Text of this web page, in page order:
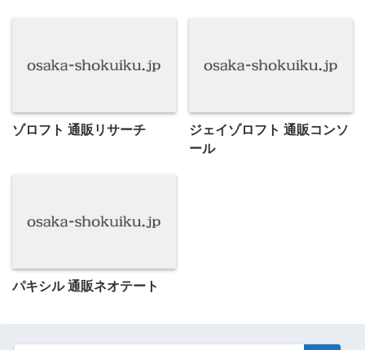
ゾロフト 通販リサーチ
ジェイゾロフト 通販コンソ
ール
パキシル 通販ネオテート